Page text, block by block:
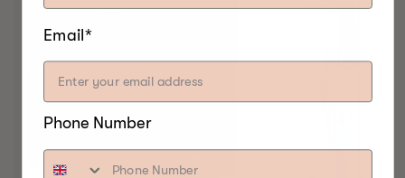
Email*
Phone Number